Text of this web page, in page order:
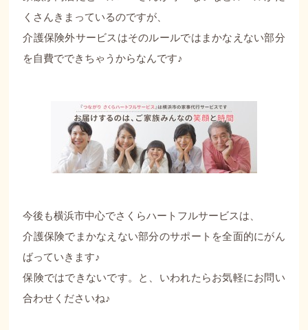
くさんきまっているのですが、
介護保険外サービスはそのルールではまかなえない部分
を自費でできちゃうからなんです♪
今後も横浜市中心でさくらハートフルサービスは、
介護保険でまかなえない部分のサポートを全面的にがん
ばっていきます♪
保険ではできないです。と、いわれたらお気軽にお問い
合わせくださいね♪